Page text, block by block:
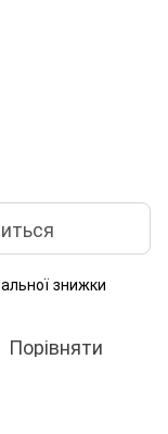
знижки
Порівняти